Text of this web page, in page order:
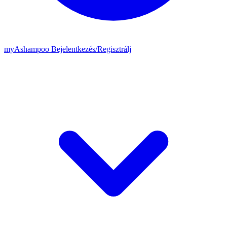
myAshampoo Bejelentkezés/Regisztrálj